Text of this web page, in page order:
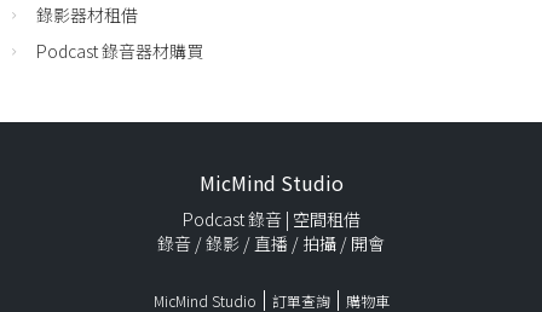
錄影器材租借
Podcast 錄音器材購買
MicMind Studio
Podcast 錄音 | 空間租借
錄音 / 錄影 / 直播 / 拍攝 / 開會
MicMind Studio 訂單查詢 購物車